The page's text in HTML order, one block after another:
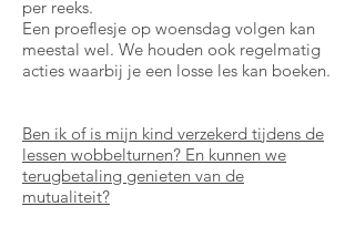
per reeks.
Een proeflesje op woensdag volgen kan
meestal wel. We houden ook regelmatig
acties waarbij je een losse les kan boeken.
Ben ik of is mijn kind verzekerd tijdens de
lessen wobbelturnen? En kunnen we
terugbetaling genieten van de
mutualiteit?